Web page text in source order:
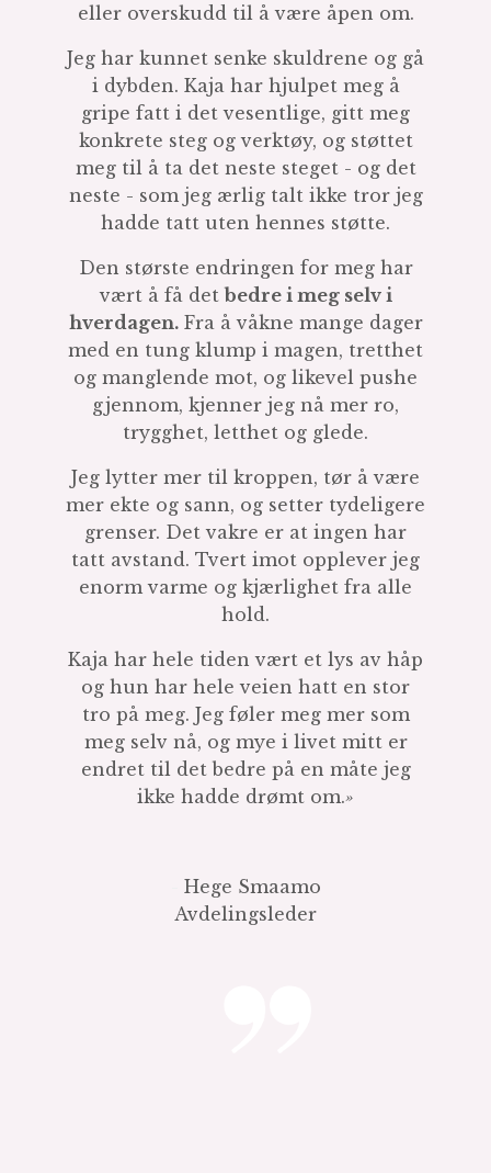
eller overskudd til å være åpen om.
Jeg har kunnet senke skuldrene og gå
i dybden. Kaja har hjulpet meg å
gripe fatt i det vesentlige, gitt meg
konkrete steg og verktøy, og støttet
meg til å ta det neste steget - og det
neste - som jeg ærlig talt ikke tror jeg
hadde tatt uten hennes støtte.
Den største endringen for meg har
vært å få detbedre i meg selv i
hverdagen.Fra å våkne mange dager
med en tung klump i magen, tretthet
og manglende mot, og likevel pushe
gjennom, kjenner jeg nå mer ro,
trygghet, letthet og glede.
Jeg lytter mer til kroppen, tør å være
mer ekte og sann, og setter tydeligere
grenser. Det vakre er at ingen har
tatt avstand. Tvert imot opplever jeg
enorm varme og kjærlighet fra alle
hold.
Kaja har hele tiden vært et lys av håp
og hun har hele veien hatt en stor
tro på meg. Jeg føler meg mer som
meg selv nå, og mye i livet mitt er
endret til det bedre på en måte jeg
ikke hadde drømt om.»
Hege Smaamo
Avdelingsleder